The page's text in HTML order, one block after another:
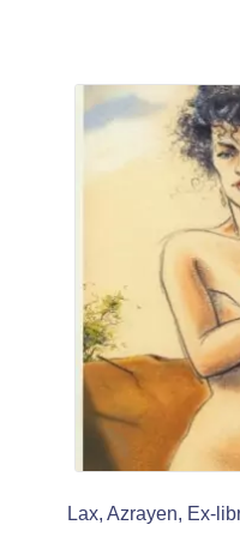
Lax, Azrayen, Ex-